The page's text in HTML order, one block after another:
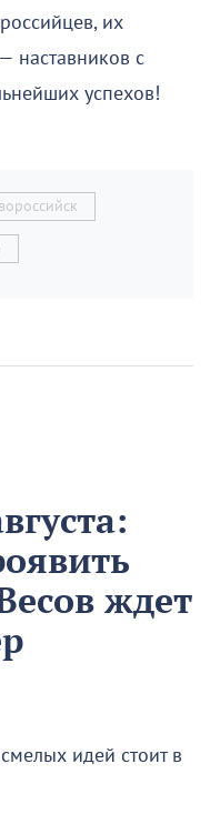
их
наставников с
успехов!
ждет
идей стоит в